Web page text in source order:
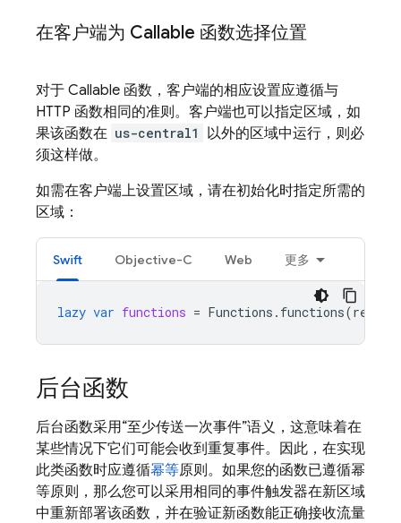
在客户端为 Callable 函数选择位置
对于 Callable 函数，客户端的相应设置应遵循与
HTTP 函数相同的准则。客户端也可以指定区域，如
果该函数在 us-central1
以外的区域中运行，则必
须这样做。
如需在客户端上设置区域，请在初始化时指定所需的
区域：
Swift Objective-C Web 更多
lazy var functions = Functions . functions(region
后台函数
后台函数采用“至少传送一次事件”语义，这意味着在
某些情况下它们可能会收到重复事件。因此，在实现
此类函数时应遵循幂等原则。如果您的函数已遵循幂
等原则，那么您可以采用相同的事件触发器在新区域
中重新部署该函数，并在验证新函数能正确接收流量